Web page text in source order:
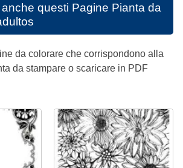
questi Pagine Pianta da
da colorare che corrispondono alla
da stampare o scaricare in PDF